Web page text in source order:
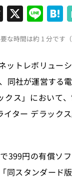
T
h
re
a
d
s
X Li
n
e e
n
a
な時間は約 1 分です
ットレボリュー
同社が運営する
ス」において
ター デラック
399円の有償ソ
同スタンダード版